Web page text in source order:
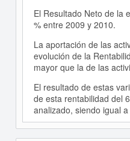
El Resultado Neto de la
% entre 2009 y 2010.
La aportación de las
evolución de la
mayor que la de las
El resultado de estas
de esta rentabilidad del
analizado, siendo igual